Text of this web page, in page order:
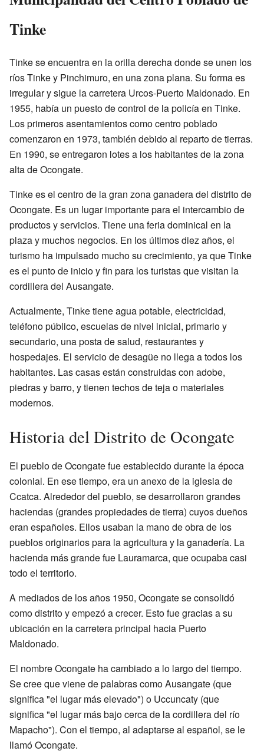
Tinke
Tinke se encuentra en la orilla derecha donde se unen los
ríos Tinke y Pinchimuro, en una zona plana. Su forma es
irregular y sigue la carretera Urcos-Puerto Maldonado. En
1955, había un puesto de control de la policía en Tinke.
Los primeros asentamientos como centro poblado
comenzaron en 1973, también debido al reparto de tierras.
En 1990, se entregaron lotes a los habitantes de la zona
alta de Ocongate.
Tinke es el centro de la gran zona ganadera del distrito de
Ocongate. Es un lugar importante para el intercambio de
productos y servicios. Tiene una feria dominical en la
plaza y muchos negocios. En los últimos diez años, el
turismo ha impulsado mucho su crecimiento, ya que Tinke
es el punto de inicio y fin para los turistas que visitan la
cordillera del Ausangate.
Actualmente, Tinke tiene agua potable, electricidad,
teléfono público, escuelas de nivel inicial, primario y
secundario, una posta de salud, restaurantes y
hospedajes. El servicio de desagüe no llega a todos los
habitantes. Las casas están construidas con adobe,
piedras y barro, y tienen techos de teja o materiales
modernos.
Historia del Distrito de Ocongate
El pueblo de Ocongate fue establecido durante la época
colonial. En ese tiempo, era un anexo de la iglesia de
Ccatca. Alrededor del pueblo, se desarrollaron grandes
haciendas (grandes propiedades de tierra) cuyos dueños
eran españoles. Ellos usaban la mano de obra de los
pueblos originarios para la agricultura y la ganadería. La
hacienda más grande fue Lauramarca, que ocupaba casi
todo el territorio.
A mediados de los años 1950, Ocongate se consolidó
como distrito y empezó a crecer. Esto fue gracias a su
ubicación en la carretera principal hacia Puerto
Maldonado.
El nombre Ocongate ha cambiado a lo largo del tiempo.
Se cree que viene de palabras como Ausangate (que
significa "el lugar más elevado") o Uccuncaty (que
significa "el lugar más bajo cerca de la cordillera del río
Mapacho"). Con el tiempo, al adaptarse al español, se le
llamó Ocongate.